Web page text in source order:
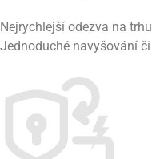
Nejrychlejší odezva na
Jednoduché navyšování